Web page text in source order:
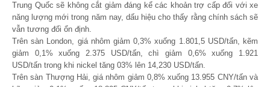
Trung Quốc sẽ không cắt giảm đáng kể các khoản trợ cấp đối với xe
năng lượng mới trong năm nay, dấu hiệu cho thấy rằng chính sách sẽ
vẫn tương đối ổn định.
Trên sàn London, giá nhôm giảm 0,3% xuống 1.801,5 USD/tấn, kẽm
giảm 0,1% xuống 2.375 USD/tấn, chì giảm 0,6% xuống 1.921
USD/tấn trong khi nickel tăng 03% lên 14,230 USD/tấn.
Trên sàn Thượng Hải, giá nhôm giảm 0,8% xuống 13.955 CNY/tấn và